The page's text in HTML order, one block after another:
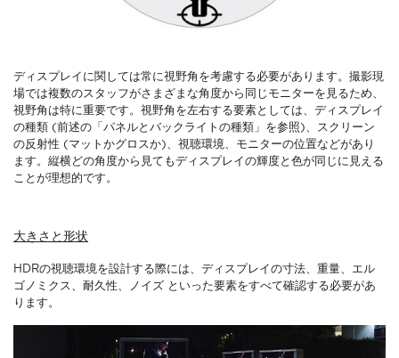
ディスプレイに関しては常に視野角を考慮する必要があります。撮影現
場では複数のスタッフがさまざまな角度から同じモニターを見るため、
視野角は特に重要です。視野角を左右する要素としては、ディスプレイ
の種類 (前述の「パネルとバックライトの種類」を参照)、スクリーン
の反射性 (マットかグロスか)、視聴環境、モニターの位置などがあり
ます。縦横どの角度から見てもディスプレイの輝度と色が同じに見える
ことが理想的です。
大きさと形状
HDRの視聴環境を設計する際には、ディスプレイの寸法、重量、エル
ゴノミクス、耐久性、ノイズ といった要素をすべて確認する必要があ
ります。